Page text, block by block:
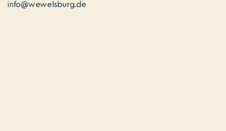
info@wewelsburg.de